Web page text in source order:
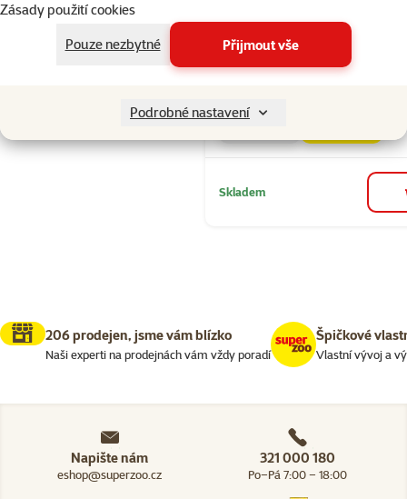
Zásady použití cookies
Pouze nezbytné
Přijmout vše
Podrobné nastavení
stromek
Původní cena
Skladem
206 prodejen, jsme vám blízko
Naši experti na prodejnách vám vždy poradí
Špičkové
Vlastní vývoj a
Napište nám
eshop@superzoo.cz
321 000 180
Po–Pá 7:00 – 18:00